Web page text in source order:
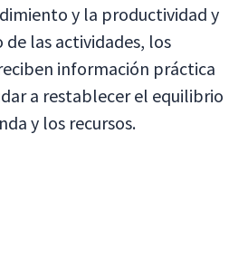
y la productividad y
las actividades, los
información práctica
a restablecer el equilibrio
y los recursos.